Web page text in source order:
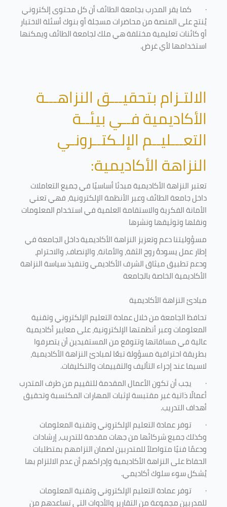
· كما يقر المدرب بجامعة الطائف أن كل محتوى إلكتروني
يُنتج على المنصة من محاضرات مسجلة أو بنوك أسئلة الاختبار
أو كائنات تعليمية مختلفة هي ملك لجامعة الطائف ويمكنها
استخدامها لأي غرض.
الالتـزام بتحقيـــق النزاهـــة
الأكاديمية فــي بيئــة
التعـــليــم الإلـكتــرونـي
النزاهة الأكاديمية:
تعتبر النزاهة الأكاديمية مبدئا أساسيًا في جميع التعاملات
داخل جامعة الطائف وعبر الأنظمة الإلكترونية، فهي تعني
الأمانة الفكرية والاستقامة العلمية في استخدام المعلومات
ونقلها وتوثيقها ونشرها
مسؤوليتنا دعم وتعزيز النزاهة الأكاديمية داخل الجامعة في
إطار عمل يسودهُ روح الثقة، والأمانة، والإنصاف، والاحترام،
ودعم تطبيق ميثاق الشرف الأكاديمي وتنفيذ سياسة النزاهة
الأكاديمية الخاصة بالجامعة
مبادئ النزاهة الأكاديمية
تحافظ الجامعة من خلال عمادة التعليم الإلكتروني وتقنية
المعلومات وعبر أنظمتها الإلكترونية، على معايير أكاديمية
عالية في مساقاتها وتتوقع من المستفيدين أن يتصرفوا
بطريقة احترافية مسؤولة تبعًا لمبادئ النزاهة الأكاديمية،
لاسيما عند إجراء التأليف والتقييمات والتكليفات.
· يجب أن تكون الأعمال المقدمة للتقييم من طرف المتدرب
أعمالًا ذاتية غير مقتبسة لإثبات المهارات المكتسبة وتحقيق
أهداف التدريب.
· توفر عمادة التعليم الإلكتروني وتقنية المعلومات
وكذلك جميع شركائها من جهات مقدمة للتدريب، إرشادات
ودعمًا فنيًا متواصلاً للمتدربين لضمان التزامهم بمتطلبات
الحفاظ على النزاهة الأكاديمية وإدراكهم أن عدم الالتزام بها
يُشكل سوء سلوك أكاديمي.
· توفر عمادة التعليم الإلكتروني وتقنية المعلومات
للمدربين مجموعة من التقارير والأدوات التي تساعدهم من